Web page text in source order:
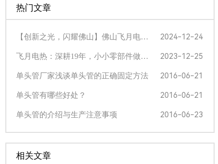
热门文章
【创新之光，闪耀佛山】佛山飞月电热科技挺进光电产业专业赛半决赛！ 2024-12-24
飞月电热：深耕19年，小小零部件做出大品牌 | 顺德“企”示录㊽ 2023-12-25
单头管厂家浅谈单头管的正确固定方法 2016-06-21
单头管有哪些好处？ 2016-06-21
单头管的介绍与生产注意事项 2016-06-23
相关文章